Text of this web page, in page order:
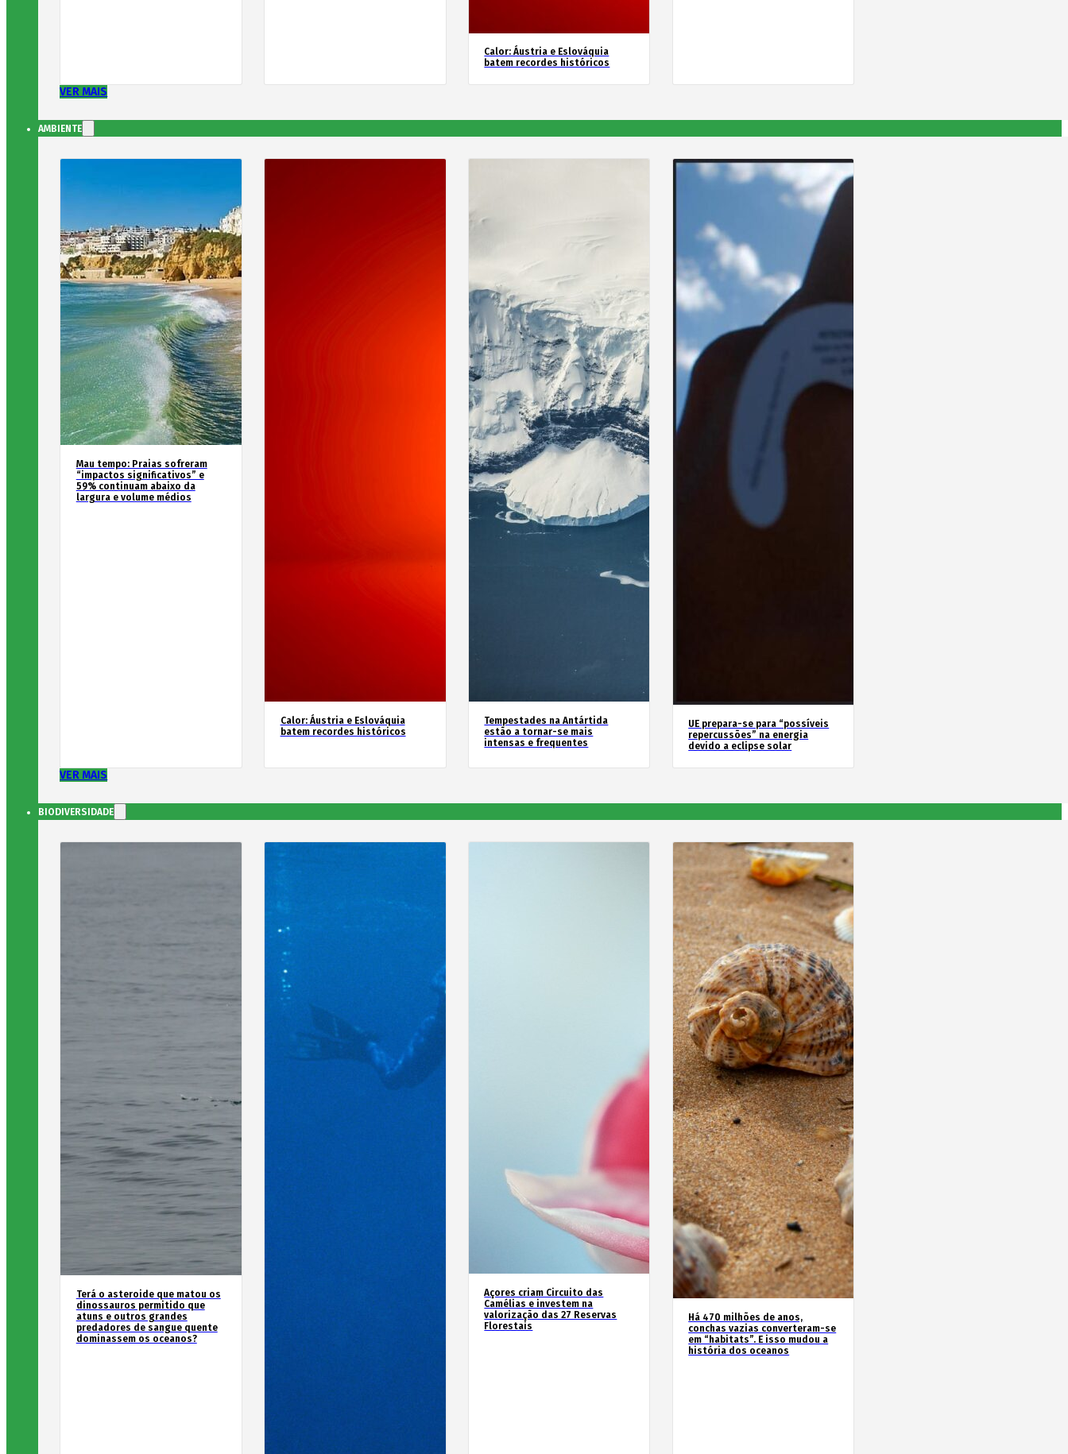
Calor: Áustria e Eslováquia
batem recordes históricos
VER MAIS
AMBIENTE
Mau tempo: Praias sofreram
“impactos significativos” e
59% continuam abaixo da
largura e volume médios
Calor: Áustria e Eslováquia
batem recordes históricos
Tempestades na Antártida
estão a tornar-se mais
intensas e frequentes
UE prepara-se para “possíveis
repercussões” na energia
devido a eclipse solar
VER MAIS
BIODIVERSIDADE
Terá o asteroide que matou os
dinossauros permitido que
atuns e outros grandes
predadores de sangue quente
dominassem os oceanos?
Açores criam Circuito das
Camélias e investem na
valorização das 27 Reservas
Florestais
Há 470 milhões de anos,
conchas vazias converteram-se
em “habitats”. E isso mudou a
história dos oceanos